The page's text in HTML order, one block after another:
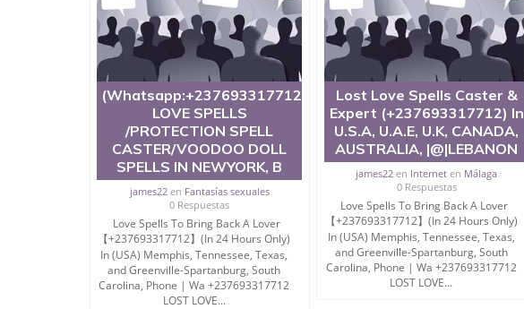
(Whatsapp:+237693317712)VOODOO
LOVE SPELLS
/PROTECTION SPELL
CASTER/VOODOO DOLL
SPELLS IN NEWYORK, B
james22en Fantasías sexuales
0 Respuestas
Love Spells To Bring Back A Lover
【+237693317712】(In 24 Hours Only)
In (USA) Memphis, Tennessee, Texas,
and Greenville-Spartanburg, South
Carolina, Phone | Wa +237693317712
LOST LOVE...
Lost Love Spells Caster &
Expert (+237693317712) In
U.S.A, U.A.E, U.K, CANADA,
AUSTRALIA, |@|LEBANON
james22 en Internet en Málaga
0 Respuestas
Love Spells To Bring Back A Lover
【+237693317712】(In 24 Hours Only)
In (USA) Memphis, Tennessee, Texas,
and Greenville-Spartanburg, South
Carolina, Phone | Wa +237693317712
LOST LOVE...